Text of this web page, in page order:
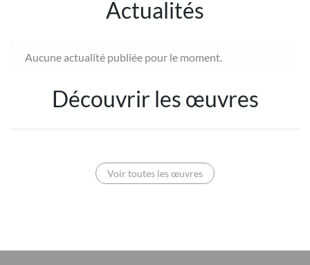
Actualités
Aucune actualité publiée pour le moment.
Découvrir les œuvres
Voir toutes les œuvres